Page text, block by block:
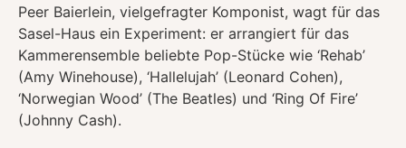
Peer Baierlein, vielgefragter Komponist, wagt für das
Sasel-Haus ein Experiment: er arrangiert für das
Kammerensemble beliebte Pop-Stücke wie ‘Rehab’
(Amy Winehouse), ‘Hallelujah’ (Leonard Cohen),
‘Norwegian Wood’ (The Beatles) und ‘Ring Of Fire’
(Johnny Cash).